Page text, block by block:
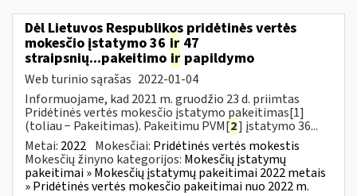
Dėl Lietuvos Respublikos pridėtinės vertės
mokesčio įstatymo 36 ir 47
straipsnių...pakeitimo ir papildymo
Web turinio sąrašas 2022-01-04
Informuojame, kad 2021 m. gruodžio 23 d. priimtas
Pridėtinės vertės mokesčio įstatymo pakeitimas[1]
(toliau − Pakeitimas). Pakeitimu PVM[2] įstatymo 36...
Metai: 2022 Mokesčiai: Pridėtinės vertės mokestis
Mokesčių žinyno kategorijos: Mokesčių įstatymų
pakeitimai » Mokesčių įstatymų pakeitimai 2022 metais
» Pridėtinės vertės mokesčio pakeitimai nuo 2022 m.